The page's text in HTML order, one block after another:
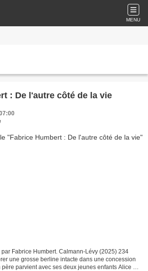
MENU
: De l'autre côté de la vie
par Fabrice Humbert. Calmann-Lévy (2025) 234
une grosse berline intacte dans une concession
parvient avec ses deux jeunes enfants Alice et